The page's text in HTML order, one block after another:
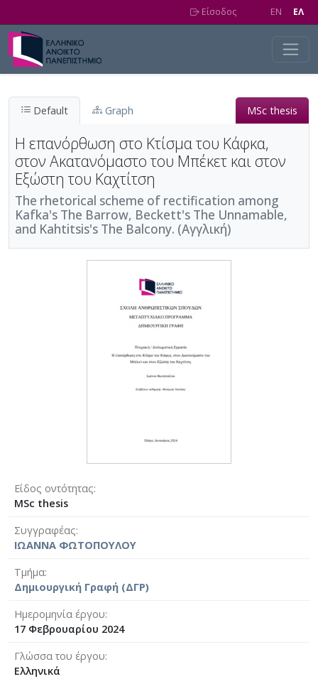
Είσοδος EN EΛ
Default Graph MSc thesis
Η επανόρθωση στο Κτίσμα του Κάφκα,
στον Ακατανόμαστο του Μπέκετ και στον
Εξώστη του Καχτίτση
The rhetorical scheme of rectification among
Kafka's The Barrow, Beckett's The Unnamable,
and Kahtitsis's The Balcony. (Αγγλική)
Είδος οντότητας
MSc thesis
Συγγραφέας
ΙΩΑΝΝΑ ΦΩΤΟΠΟΥΛΟΥ
Τμήμα
Δημιουργική Γραφή (ΔΓΡ)
Ημερομηνία έργου
17 Φεβρουαρίου 2024
Γλώσσα του έργου
Ελληνικά